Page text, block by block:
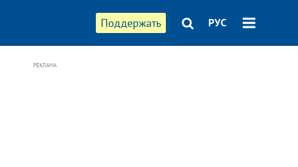
Поддержать РУС
РЕКЛАМА